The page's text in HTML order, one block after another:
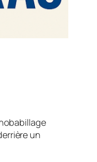
un